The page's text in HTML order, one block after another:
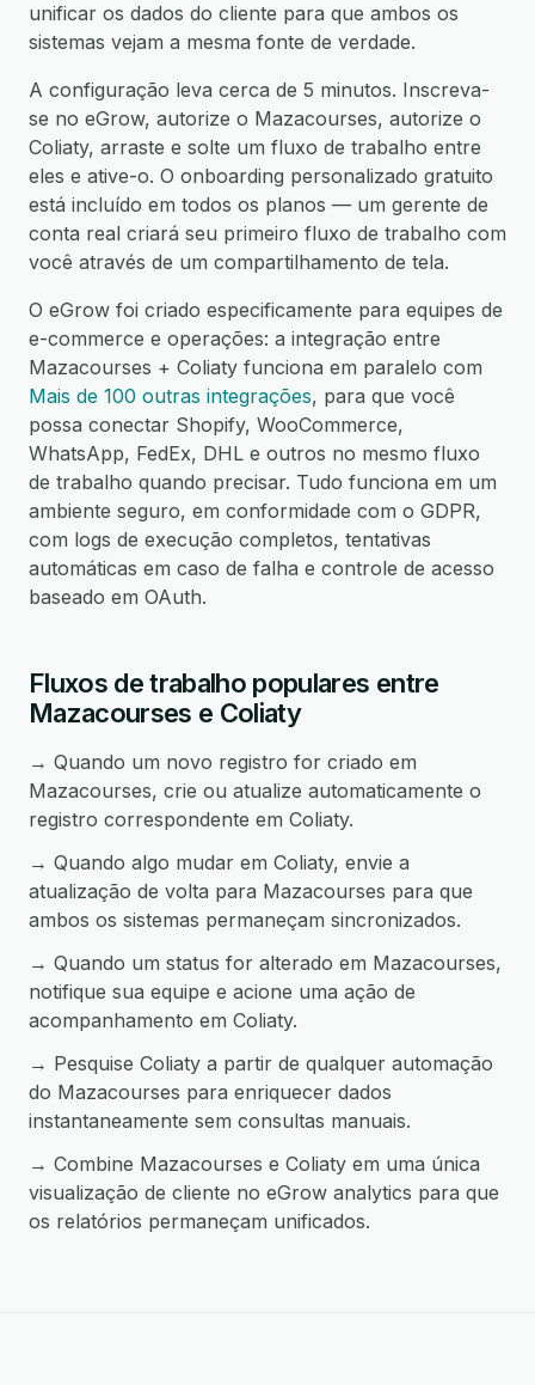
unificar os dados do cliente para que ambos os
sistemas vejam a mesma fonte de verdade.
A configuração leva cerca de 5 minutos. Inscreva-
se no eGrow, autorize o Mazacourses, autorize o
Coliaty, arraste e solte um fluxo de trabalho entre
eles e ative-o. O onboarding personalizado gratuito
está incluído em todos os planos — um gerente de
conta real criará seu primeiro fluxo de trabalho com
você através de um compartilhamento de tela.
O eGrow foi criado especificamente para equipes de
e-commerce e operações: a integração entre
Mazacourses + Coliaty funciona em paralelo com
Mais de 100 outras integrações, para que você
possa conectar Shopify, WooCommerce,
WhatsApp, FedEx, DHL e outros no mesmo fluxo
de trabalho quando precisar. Tudo funciona em um
ambiente seguro, em conformidade com o GDPR,
com logs de execução completos, tentativas
automáticas em caso de falha e controle de acesso
baseado em OAuth.
Fluxos de trabalho populares entre
Mazacourses e Coliaty
→ Quando um novo registro for criado em
Mazacourses, crie ou atualize automaticamente o
registro correspondente em Coliaty.
→ Quando algo mudar em Coliaty, envie a
atualização de volta para Mazacourses para que
ambos os sistemas permaneçam sincronizados.
→ Quando um status for alterado em Mazacourses,
notifique sua equipe e acione uma ação de
acompanhamento em Coliaty.
→ Pesquise Coliaty a partir de qualquer automação
do Mazacourses para enriquecer dados
instantaneamente sem consultas manuais.
→ Combine Mazacourses e Coliaty em uma única
visualização de cliente no eGrow analytics para que
os relatórios permaneçam unificados.